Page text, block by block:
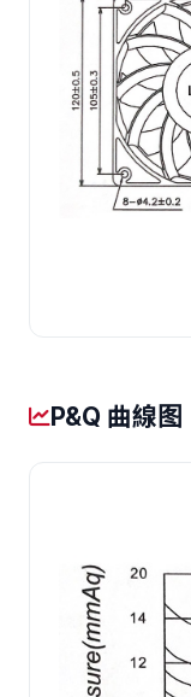
P&Q 曲線图